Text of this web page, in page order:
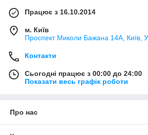
Працює з 16.10.2014
м. Київ
Проспект Миколи Бажана 14А, Київ,
Контакти
Сьогодні працює з 00:00 до 24:00
Показати весь графік роботи
Про нас